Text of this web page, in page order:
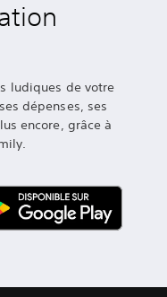
ludiques de votre
dépenses, ses
encore, grâce à